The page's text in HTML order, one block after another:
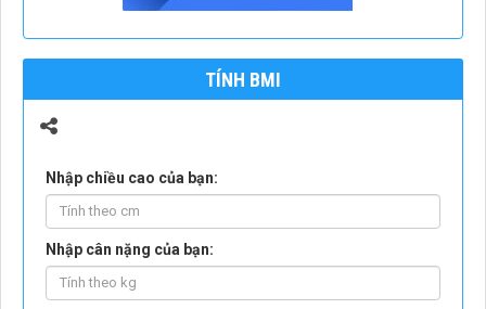
TÍNH BMI
Nhập chiều cao của bạn:
Nhập cân nặng của bạn: